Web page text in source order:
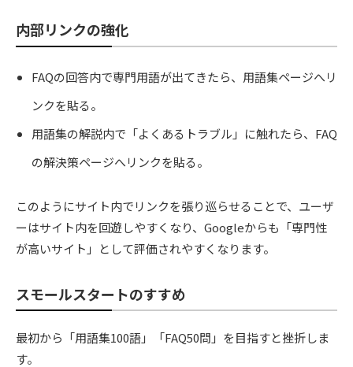
内部リンクの強化
FAQの回答内で専門用語が出てきたら、用語集ページへリ
ンクを貼る。
用語集の解説内で「よくあるトラブル」に触れたら、FAQ
の解決策ページへリンクを貼る。
このようにサイト内でリンクを張り巡らせることで、ユーザ
ーはサイト内を回遊しやすくなり、Googleからも「専門性
が高いサイト」として評価されやすくなります。
スモールスタートのすすめ
最初から「用語集100語」「FAQ50問」を目指すと挫折しま
す。